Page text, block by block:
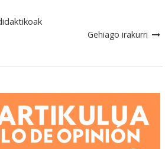
Gehiago irakurri